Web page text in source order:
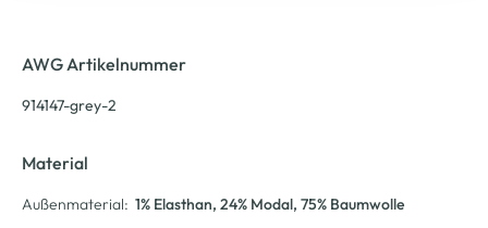
AWG Artikelnummer
914147-grey-2
Material
Außenmaterial: 1% Elasthan, 24% Modal, 75% Baumwolle